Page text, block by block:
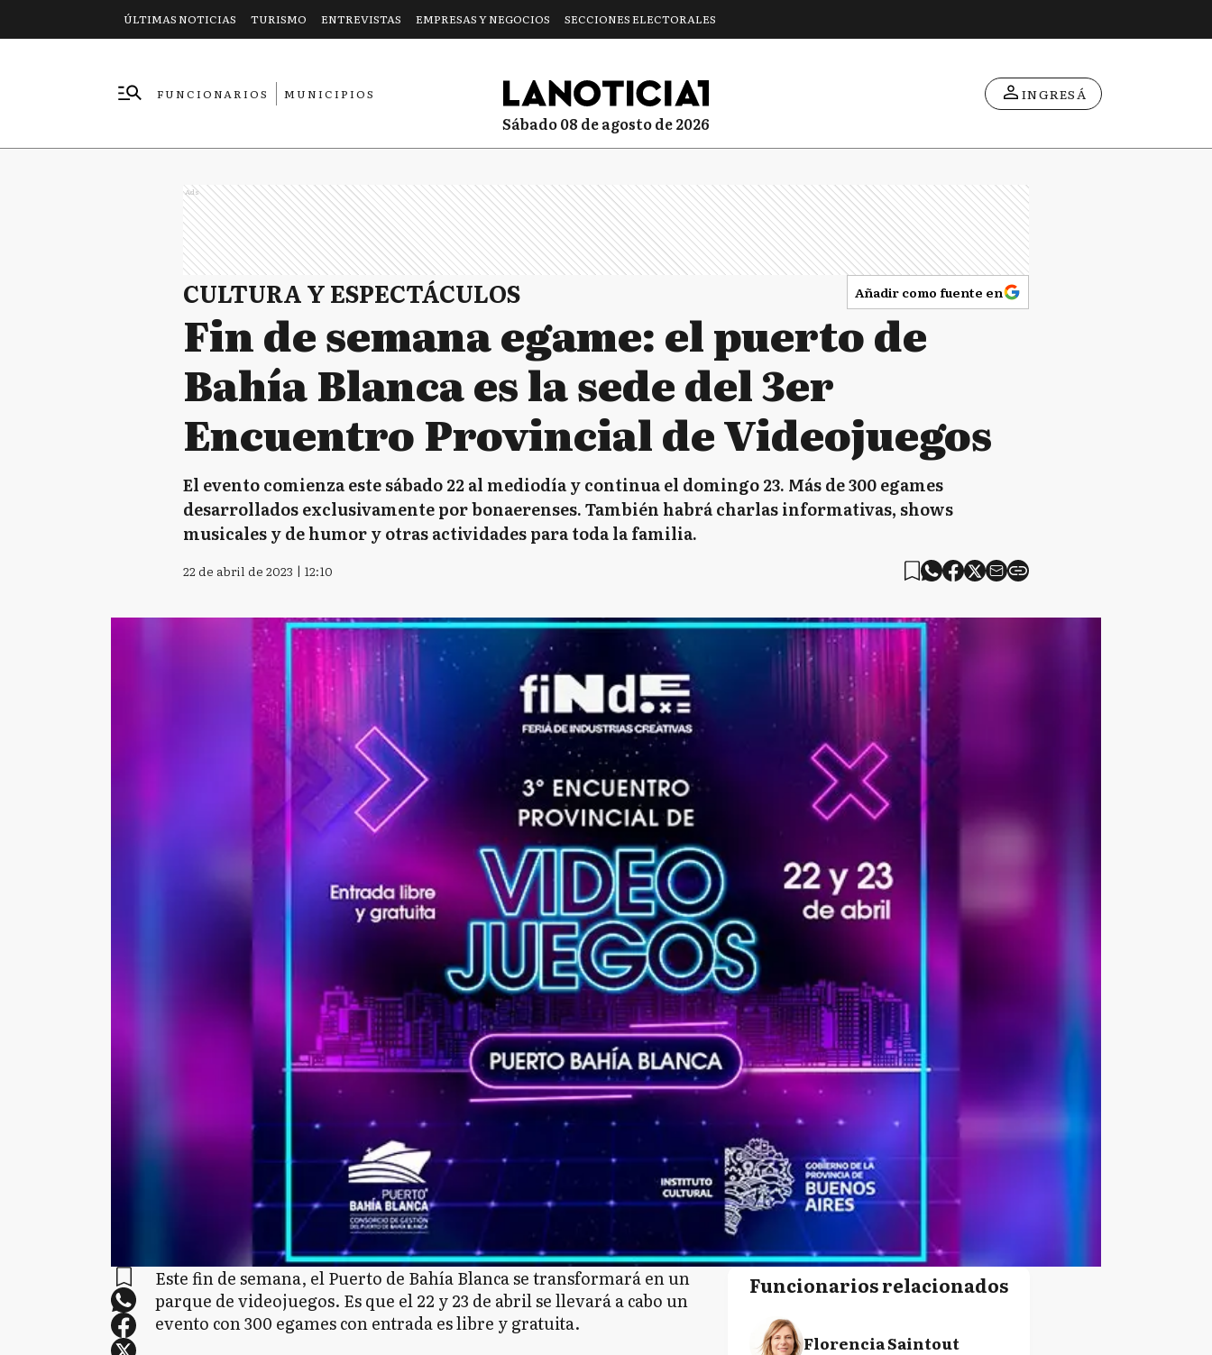
ÚLTIMAS NOTICIAS TURISMO ENTREVISTAS EMPRESAS Y NEGOCIOS SECCIONES ELECTORALES
FUNCIONARIOS
MUNICIPIOS
sábado 08 de agosto de 2026
INGRESÁ
Ads
CULTURA Y ESPECTÁCULOS Añadir como fuente en
Fin de semana egame: el puerto de
Bahía Blanca es la sede del 3er
Encuentro Provincial de Videojuegos
El evento comienza este sábado 22 al mediodía y continua el domingo 23. Más de 300 egames
desarrollados exclusivamente por bonaerenses. También habrá charlas informativas, shows
musicales y de humor y otras actividades para toda la familia.
22 de abril de 2023 | 12:10
Este fin de semana, el Puerto de Bahía Blanca se transformará en un
parque de videojuegos. Es que el 22 y 23 de abril se llevará a cabo un
evento con 300 egames con entrada es libre y gratuita.
Funcionarios relacionados
Florencia Saintout